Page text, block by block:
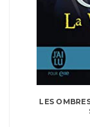
LES